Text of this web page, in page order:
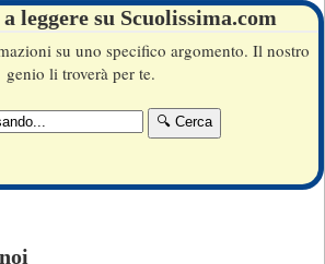
leggere su Scuolissima.com
su uno specifico argomento. Il nostro
genio li troverà per te.